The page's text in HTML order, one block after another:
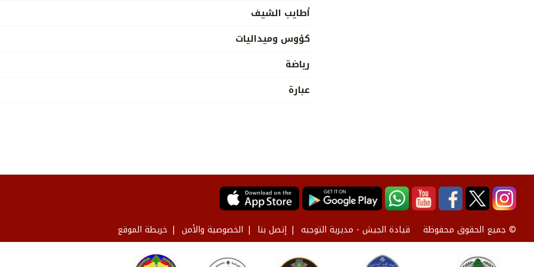
أطايب الشيف
كؤوس وميداليات
رياضة
عبارة
© جميع الحقوق محفوظة قيادة الجيش - مديرية التوجيه إتصل بنا الخصوصية والأمن خريطة الموقع